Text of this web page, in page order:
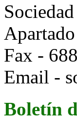
Fax -
Email -
Boletín